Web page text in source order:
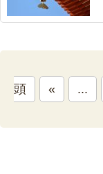
頭
« ...